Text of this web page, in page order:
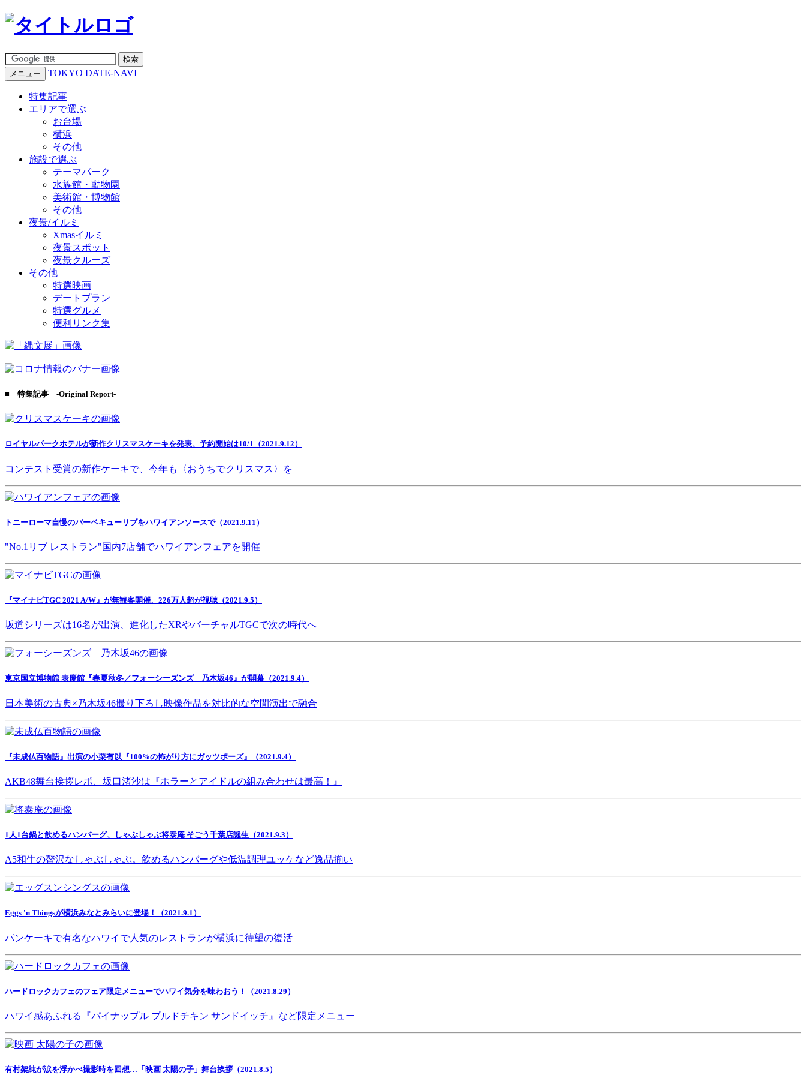
メニュー TOKYO DATE-NAVI
特集記事
エリアで選ぶ
お台場
横浜
その他
施設で選ぶ
テーマパーク
水族館・動物園
美術館・博物館
その他
夜景/イルミ
Xmasイルミ
夜景スポット
夜景クルーズ
その他
特選映画
デートプラン
特選グルメ
便利リンク集
■ 特集記事 -Original Report-
ロイヤルパークホテルが新作クリスマスケーキを発表、予約開始は10/1（2021.9.12）
コンテスト受賞の新作ケーキで、今年も〈おうちでクリスマス〉を
トニーローマ自慢のバーベキューリブをハワイアンソースで（2021.9.11）
"No.1リブ レストラン"国内7店舗でハワイアンフェアを開催
『マイナビTGC 2021 A/W』が無観客開催、226万人超が視聴（2021.9.5）
坂道シリーズは16名が出演、進化したXRやバーチャルTGCで次の時代へ
東京国立博物館 表慶館『春夏秋冬／フォーシーズンズ 乃木坂46』が開幕（2021.9.4）
日本美術の古典×乃木坂46撮り下ろし映像作品を対比的な空間演出で融合
『未成仏百物語』出演の小栗有以『100%の怖がり方にガッツポーズ』（2021.9.4）
AKB48舞台挨拶レポ、坂口渚沙は『ホラーとアイドルの組み合わせは最高！』
1人1台鍋と飲めるハンバーグ、しゃぶしゃぶ将泰庵 そごう千葉店誕生（2021.9.3）
A5和牛の贅沢なしゃぶしゃぶ。飲めるハンバーグや低温調理ユッケなど逸品揃い
Eggs 'n Thingsが横浜みなとみらいに登場！（2021.9.1）
パンケーキで有名なハワイで人気のレストランが横浜に待望の復活
ハードロックカフェのフェア限定メニューでハワイ気分を味わおう！（2021.8.29）
ハワイ感あふれる『パイナップル プルドチキン サンドイッチ』など限定メニュー
有村架純が涙を浮かべ撮影時を回想…「映画 太陽の子」舞台挨拶（2021.8.5）